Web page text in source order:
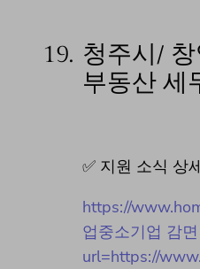
19. 청주시/
부동산 세
✅ 지원 소식 상
https://
업중소기업 감
url=https://